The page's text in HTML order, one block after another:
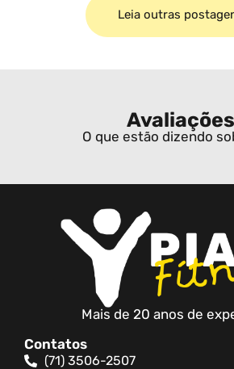
Leia outras
Avaliações
O que estão dizendo
Mais de 20 anos de
Contatos
(71) 3506-2507